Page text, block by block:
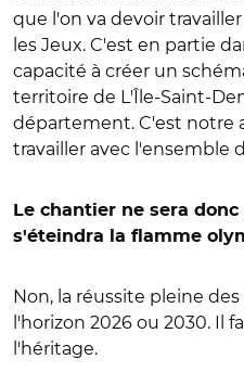
que l'on va devoir
les Jeux. C'est en partie
capacité à créer un
territoire de L'Île-Saint-
département. C'est notre
travailler avec l'ensemble
Le chantier ne sera
s'éteindra la flamme
Non, la réussite pleine
l'horizon 2026 ou 2030. Il
l'héritage.